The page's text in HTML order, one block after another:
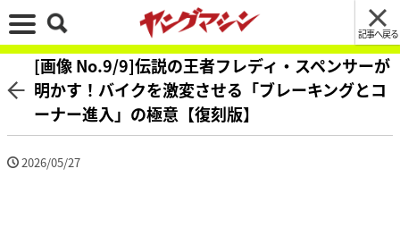
記事へ戻る
[画像 No.9/9]伝説の王者フレディ・スペンサーが
明かす！バイクを激変させる「ブレーキングとコ
ーナー進入」の極意【復刻版】
2026/05/27